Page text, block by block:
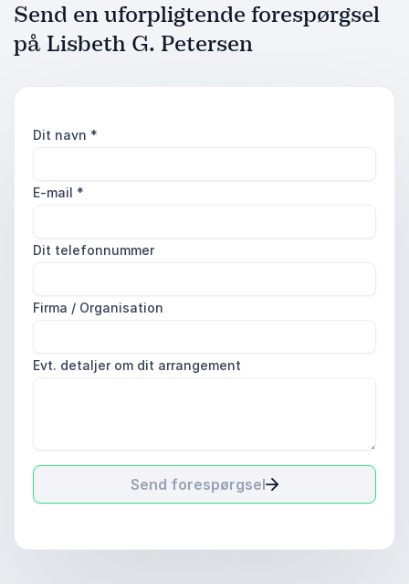
Send en uforpligtende forespørgsel
på Lisbeth G. Petersen
Dit navn *
E-mail *
Dit telefonnummer
Firma / Organisation
Evt. detaljer om dit arrangement
Send forespørgsel